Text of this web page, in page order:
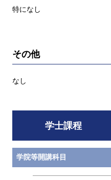
特になし
その他
なし
学士課程
学院等開講科目